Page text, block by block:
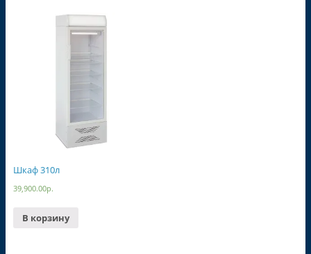
Шкаф 310л
39,900.00р.
В корзину